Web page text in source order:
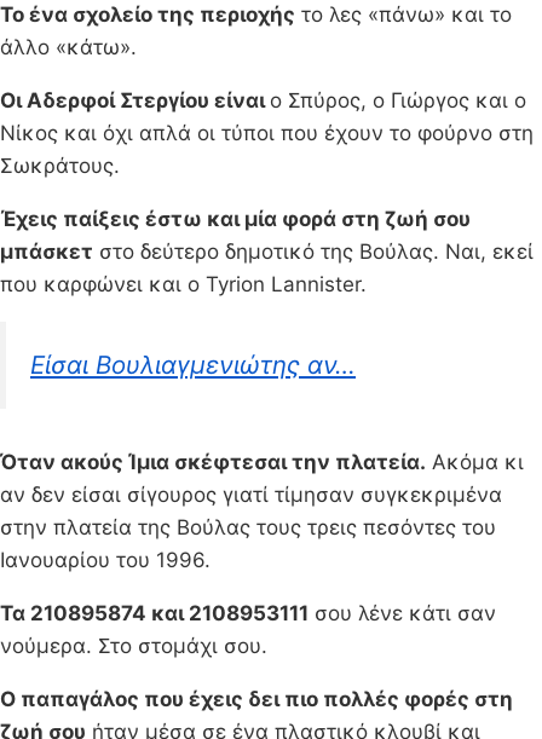
Το ένα σχολείο της περιοχής το λες «πάνω» και το
άλλο «κάτω».
Οι Αδερφοί Στεργίου είναι ο Σπύρος, ο Γιώργος και ο
Νίκος και όχι απλά οι τύποι που έχουν το φούρνο στη
Σωκράτους.
Έχεις παίξεις έστω και μία φορά στη ζωή σου
μπάσκετ στο δεύτερο δημοτικό της Βούλας. Ναι, εκεί
που καρφώνει και ο Tyrion Lannister.
Είσαι Βουλιαγμενιώτης αν…
Όταν ακούς Ίμια σκέφτεσαι την πλατεία. Ακόμα κι
αν δεν είσαι σίγουρος γιατί τίμησαν συγκεκριμένα
στην πλατεία της Βούλας τους τρεις πεσόντες του
Ιανουαρίου του 1996.
Τα 210895874 και 2108953111 σου λένε κάτι σαν
νούμερα. Στο στομάχι σου.
Ο παπαγάλος που έχεις δει πιο πολλές φορές στη
ζωή σου ήταν μέσα σε ένα πλαστικό κλουβί και